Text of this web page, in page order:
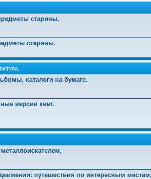
старины.
старины.
каталоги на бумаге.
версии книг.
путешествия по интересным